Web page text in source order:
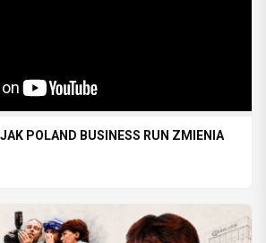
POLAND BUSINESS RUN ZMIENIA